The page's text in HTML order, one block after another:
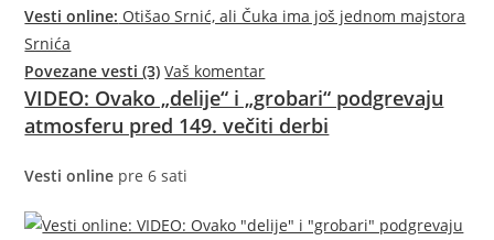
Vesti online: Otišao Srnić, ali Čuka ima još jednom majstora
Srnića
Povezane vesti (3) Vaš komentar
VIDEO: Ovako „delije“ i „grobari“ podgrevaju
atmosferu pred 149. večiti derbi
Vesti online pre 6 sati